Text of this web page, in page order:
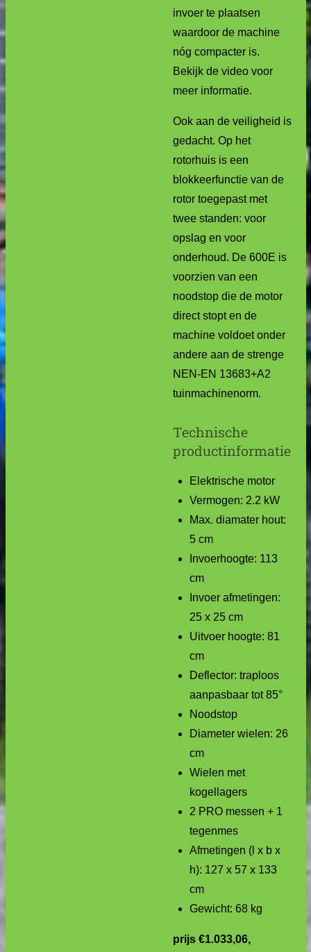
invoer te plaatsen
waardoor de machine
nóg compacter is.
Bekijk de video voor
meer informatie.
Ook aan de veiligheid is
gedacht. Op het
rotorhuis is een
blokkeerfunctie van de
rotor toegepast met
twee standen: voor
opslag en voor
onderhoud. De 600E is
voorzien van een
noodstop die de motor
direct stopt en de
machine voldoet onder
andere aan de strenge
NEN-EN 13683+A2
tuinmachinenorm.
Technische
productinformatie
Elektrische motor
Vermogen: 2.2 kW
Max. diamater hout:
5 cm
Invoerhoogte: 113
cm
Invoer afmetingen:
25 x 25 cm
Uitvoer hoogte: 81
cm
Deflector: traploos
aanpasbaar tot 85°
Noodstop
Diameter wielen: 26
cm
Wielen met
kogellagers
2 PRO messen + 1
tegenmes
Afmetingen (l x b x
h): 127 x 57 x 133
cm
Gewicht: 68 kg
prijs €1.033,06,